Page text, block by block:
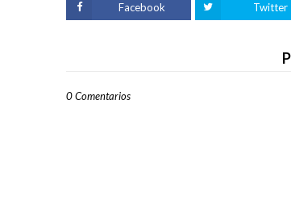
Facebook Twitter
0 Comentarios